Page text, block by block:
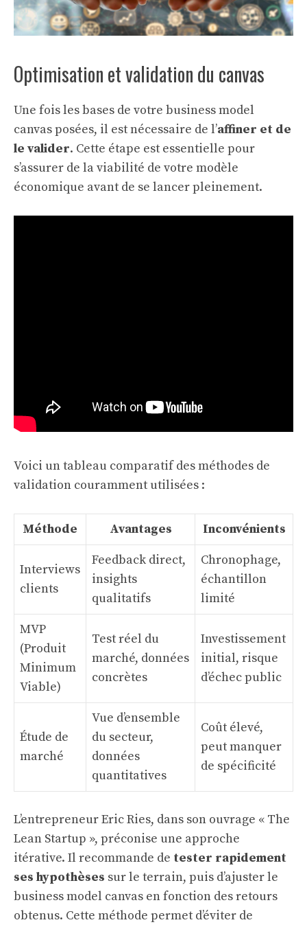
Optimisation et validation du canvas
Une fois les bases de votre business model
canvas posées, il est nécessaire de l’affiner et de
le valider. Cette étape est essentielle pour
s’assurer de la viabilité de votre modèle
économique avant de se lancer pleinement.
Voici un tableau comparatif des méthodes de
validation couramment utilisées :
Méthode Avantages Inconvénients
Interviews
clients
Feedback direct,
insights
qualitatifs
Chronophage,
échantillon
limité
MVP
(Produit
Minimum
Viable)
Test réel du
marché, données
concrètes
Investissement
initial, risque
d’échec public
Étude de
marché
Vue d’ensemble
du secteur,
données
quantitatives
Coût élevé,
peut manquer
de spécificité
L’entrepreneur Eric Ries, dans son ouvrage « The
Lean Startup », préconise une approche
itérative. Il recommande de tester rapidement
ses hypothèses sur le terrain, puis d’ajuster le
business model canvas en fonction des retours
obtenus. Cette méthode permet d’éviter de